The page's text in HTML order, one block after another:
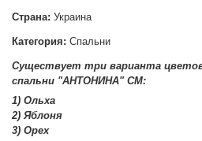
Страна: Украина
Категория: Спальни
Существует три варианта
спальни "АНТОНИНА" СМ:
1) Ольха
2) Яблоня
3) Орех